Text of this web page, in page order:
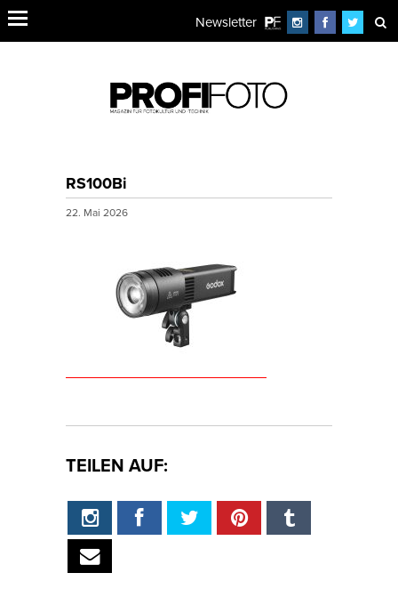
Newsletter
RS100Bi
22. Mai 2026
TEILEN AUF: